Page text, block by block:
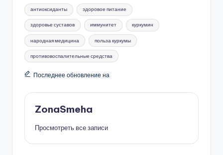
Метки:
антиоксиданты здоровое питание
здоровье суставов иммунитет куркумин
народная медицина польза куркумы
противовоспалительные средства
Последнее обновление на
ZonaSmeha
Просмотреть все записи